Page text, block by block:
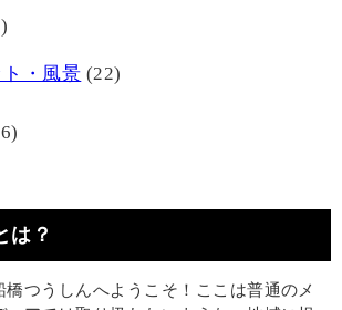
・風景 (22)
は？
橋つうしんへようこそ！ここは普通のメ